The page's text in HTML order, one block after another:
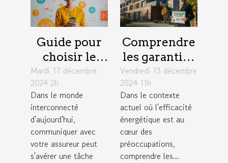
Guide pour
choisir le
meilleur
moyen de
contact avec
votre
assureur
Mardi 17 décembre
2024 2h
Dans le monde
interconnecté
d'aujourd'hui,
communiquer avec
votre assureur peut
s'avérer une tâche
Comprendre
les garanties
d'une
assurance
pour audits
énergétiques
Vendredi 13 décembre
2024 11h
Dans le contexte
actuel où l'efficacité
énergétique est au
cœur des
préoccupations,
comprendre les...